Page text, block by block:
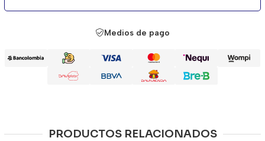
Medios de pago
PRODUCTOS RELACIONADOS